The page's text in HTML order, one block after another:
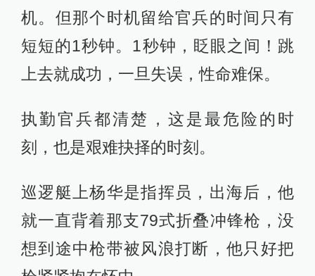
机。但那个时机留给官兵的时间只有
短短的1秒钟。1秒钟，眨眼之间！跳
上去就成功，一旦失误，性命难保。
执勤官兵都清楚，这是最危险的时
刻，也是艰难抉择的时刻。
巡逻艇上杨华是指挥员，出海后，他
就一直背着那支79式折叠冲锋枪，没
想到途中枪带被风浪打断，他只好把